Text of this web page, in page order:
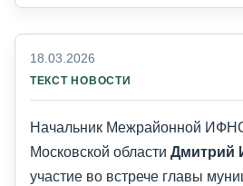
18.03.2026
ТЕКСТ НОВОСТИ
Начальник Межрайонной
Московской области Дмитрий
участие во встрече главы